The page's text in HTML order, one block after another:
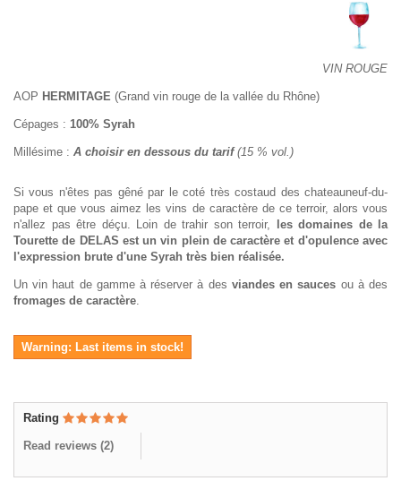
VIN ROUGE
AOP HERMITAGE (Grand vin rouge de la vallée du Rhône)
Cépages : 100% Syrah
Millésime : A choisir en dessous du tarif(15 % vol.)
Si vous n'êtes pas gêné par le coté très costaud des chateauneuf-du-
pape et que vous aimez les vins de caractère de ce terroir, alors vous
n'allez pas être déçu. Loin de trahir son terroir, les domaines de la
Tourette de DELAS est un vin plein de caractère et d'opulence avec
l'expression brute d'une Syrah très bien réalisée.
Un vin haut de gamme à réserver à des viandes en sauces ou à des
fromages de caractère
Warning: Last items in stock!
Rating
Read reviews (2)